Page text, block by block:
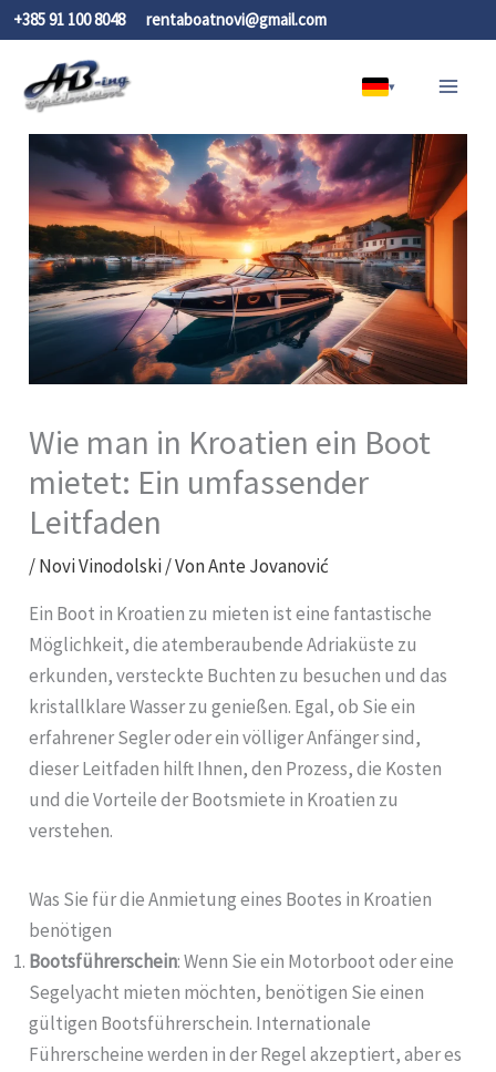
Zum
Inhalt
springen
+385 91 100 8048 rentaboatnovi@gmail.com
▾
Wie man in Kroatien ein Boot
mietet: Ein umfassender
Leitfaden
/Novi Vinodolski/ VonAnte Jovanović
Ein Boot in Kroatien zu mieten ist eine fantastische
Möglichkeit, die atemberaubende Adriaküste zu
erkunden, versteckte Buchten zu besuchen und das
kristallklare Wasser zu genießen. Egal, ob Sie ein
erfahrener Segler oder ein völliger Anfänger sind,
dieser Leitfaden hilft Ihnen, den Prozess, die Kosten
und die Vorteile der Bootsmiete in Kroatien zu
verstehen.
Was Sie für die Anmietung eines Bootes in Kroatien
benötigen
Bootsführerschein: Wenn Sie ein Motorboot oder eine
Segelyacht mieten möchten, benötigen Sie einen
gültigen Bootsführerschein. Internationale
Führerscheine werden in der Regel akzeptiert, aber es